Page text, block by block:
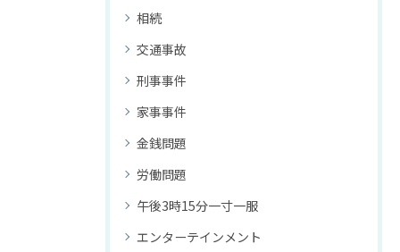
相続
交通事故
刑事事件
家事事件
金銭問題
労働問題
午後3時15分一寸一服
エンターテインメント